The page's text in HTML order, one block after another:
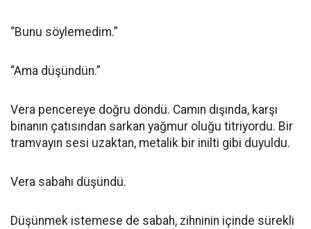
“Bunu söylemedim.”
“Ama düşündün.”
Vera pencereye doğru döndü. Camın dışında, karşı
binanın çatısından sarkan yağmur oluğu titriyordu. Bir
tramvayın sesi uzaktan, metalik bir inilti gibi duyuldu.
Vera sabahı düşündü.
Düşünmek istemese de sabah, zihninin içinde sürekli